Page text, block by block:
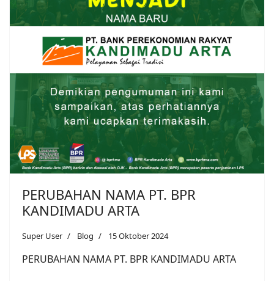
PERUBAHAN NAMA PT. BPR
KANDIMADU ARTA
Super User Blog 15 Oktober 2024
PERUBAHAN NAMA PT. BPR KANDIMADU ARTA